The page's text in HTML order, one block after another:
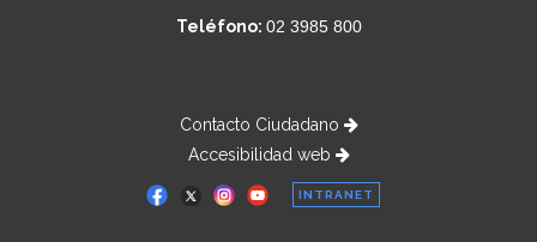
Teléfono: 02 3985 800
Contacto Ciudadano
Accesibilidad web
INTRANET